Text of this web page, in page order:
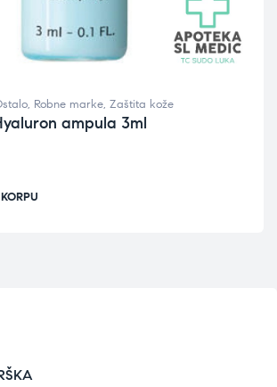
, Robne marke, Zaštita kože
ampula 3ml